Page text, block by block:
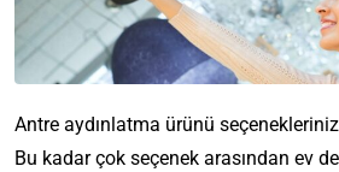
Antre aydınlatma ürünü
Bu kadar çok seçenek arasından ev